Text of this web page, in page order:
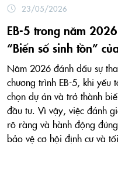
23/05/2026
EB-5 trong năm
“Biến số sinh tồn”
Năm 2026 đánh dấu sự
chương trình EB-5, khi yếu
chọn dự án và trở thành
đầu tư. Vì vậy, việc đánh
rõ ràng và hành động
bảo vệ cơ hội định cư và